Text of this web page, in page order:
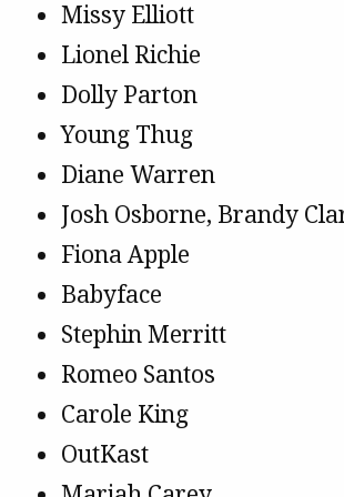
Missy Elliott
Lionel Richie
Dolly Parton
Young Thug
Diane Warren
Josh Osborne, Brandy
Fiona Apple
Babyface
Stephin Merritt
Romeo Santos
Carole King
OutKast